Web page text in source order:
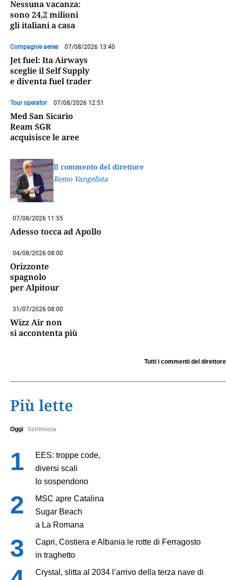
Nessuna vacanza:
sono 24,2 milioni
gli italiani a casa
Compagnie aeree 07/08/2026 13:40
Jet fuel: Ita Airways
sceglie il Self Supply
e diventa fuel trader
Tour operator 07/08/2026 12:51
Med San Sicario
Ream SGR
acquisisce le aree
Il commento del direttore
Remo Vangelista
07/08/2026 11:55
Adesso tocca ad Apollo
04/08/2026 08:00
Orizzonte
spagnolo
per Alpitour
31/07/2026 08:00
Wizz Air non
si accontenta più
Tutti i commenti del direttore
Più lette
Oggi Settimana
EES: troppe code,
diversi scali
lo sospendono
MSC apre Catalina
Sugar Beach
a La Romana
Capri, Costiera e Albania le rotte di Ferragosto
in traghetto
Crystal, slitta al 2034 l’arrivo della terza nave di